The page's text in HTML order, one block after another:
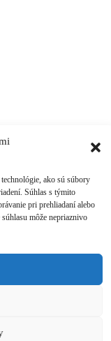
ako sú súbory
Súhlas s týmito
pri prehliadaní alebo
môže nepriaznivo
byVERTECO